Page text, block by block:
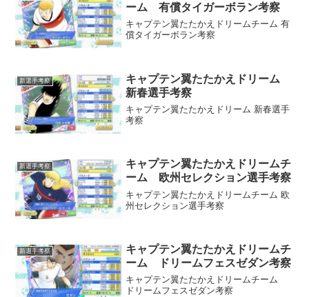
ーム 有償タイガーボラン考察
キャプテン翼たたかえドリームチーム 有
償タイガーボラン考察
新選手考察
キャプテン翼たたかえドリーム
新春選手考察
キャプテン翼たたかえドリーム 新春選手
考察
新選手考察
キャプテン翼たたかえドリームチ
ーム 欧州セレクション選手考察
キャプテン翼たたかえドリームチーム 欧
州セレクション選手考察
新選手考察
キャプテン翼たたかえドリームチ
ーム ドリームフェスゼダン考察
キャプテン翼たたかえドリームチーム
ドリームフェスゼダン考察